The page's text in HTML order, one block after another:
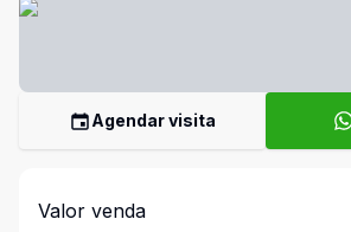
Agendar visita
Valor venda